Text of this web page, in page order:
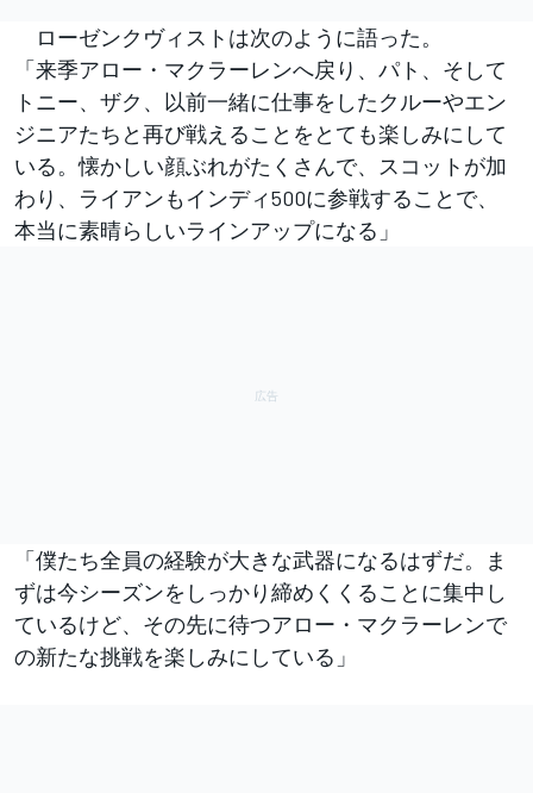
ローゼンクヴィストは次のように語った。
「来季アロー・マクラーレンへ戻り、パト、そして
トニー、ザク、以前一緒に仕事をしたクルーやエン
ジニアたちと再び戦えることをとても楽しみにして
いる。懐かしい顔ぶれがたくさんで、スコットが加
わり、ライアンもインディ500に参戦することで、
本当に素晴らしいラインアップになる」
「僕たち全員の経験が大きな武器になるはずだ。ま
ずは今シーズンをしっかり締めくくることに集中し
ているけど、その先に待つアロー・マクラーレンで
の新たな挑戦を楽しみにしている」